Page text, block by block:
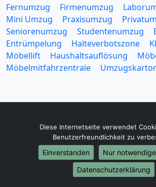
Fernumzug
Firmenumzug
Mini Umzug
Praxisumzug
Seniorenumzug
Studentenumzug
Entrümpelung
Halteverbotszone
Möbellift
Haushaltsauflösung
Möbelmitfahrzentrale
Europa-Umzüge
Umzug von Bergisch Gladbach nach
Umzug von Bergisch Gladbach nach
Umzug von Bergisch Gladbach nach
Diese Internetseite verwendet
Benutzerfreundlichkeit zu
Einverstanden
Nur
Datenschutzerklärung